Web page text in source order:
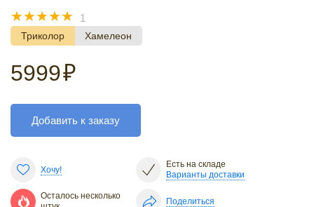
☆
☆
☆
☆
☆ 1
Триколор Хамелеон
5999₽
Добавить к заказу
Хочу!
Есть на складе
Варианты доставки
Осталось несколько
Поделиться